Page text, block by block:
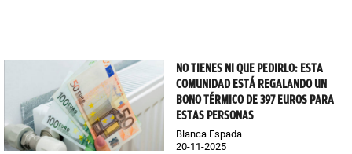
NO TIENES NI QUE PEDIRLO: ESTA
COMUNIDAD ESTÁ REGALANDO UN
BONO TÉRMICO DE 397 EUROS PARA
ESTAS PERSONAS
Blanca Espada
20-11-2025